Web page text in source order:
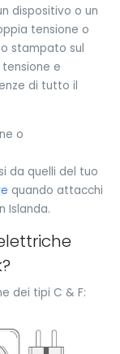
dispositivo o un
tensione o
stampato sul
e
di tutto il
o
da quelli del tuo
quando attacchi
Islanda.
dei tipi C & F: